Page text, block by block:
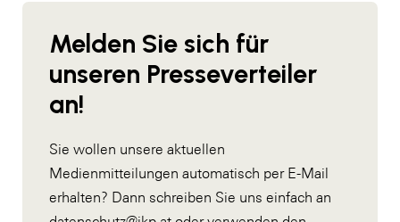
Melden Sie sich für
unseren Presseverteiler
an!
Sie wollen unsere aktuellen
Medienmitteilungen automatisch per E-Mail
erhalten? Dann schreiben Sie uns einfach an